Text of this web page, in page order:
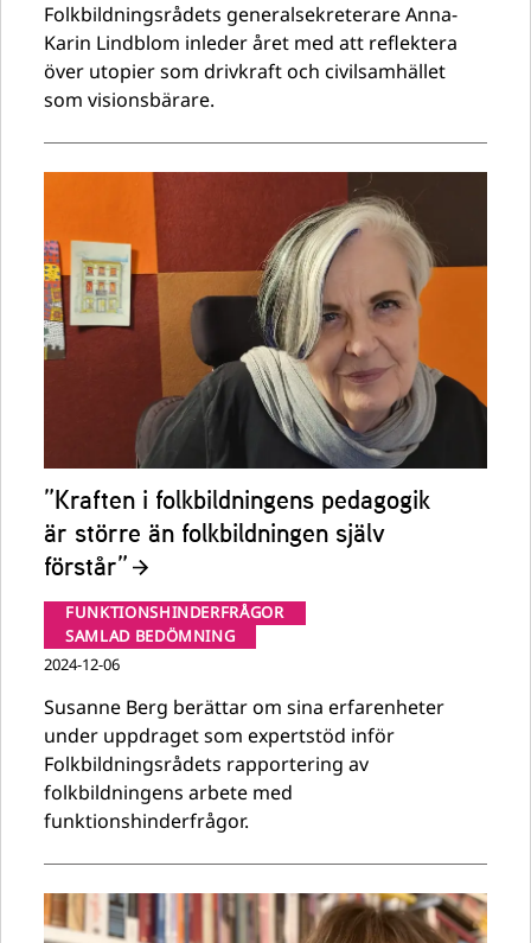
Folkbildningsrådets generalsekreterare Anna-
Karin Lindblom inleder året med att reflektera
över utopier som drivkraft och civilsamhället
som visionsbärare.
”Kraften i folkbildningens pedagogik
är större än folkbildningen själv
förstår”
FUNKTIONSHINDERFRÅGOR
SAMLAD BEDÖMNING
2024-12-06
Susanne Berg berättar om sina erfarenheter
under uppdraget som expertstöd inför
Folkbildningsrådets rapportering av
folkbildningens arbete med
funktionshinderfrågor.